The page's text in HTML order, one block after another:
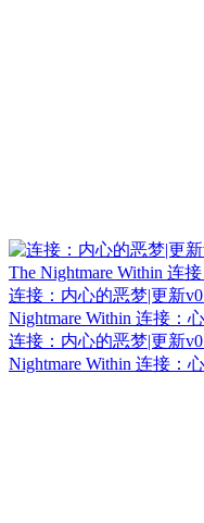
连接：内心的恶梦|更新
Nightmare Within 连接：
连接：内心的恶梦|更新
Nightmare Within 连接：